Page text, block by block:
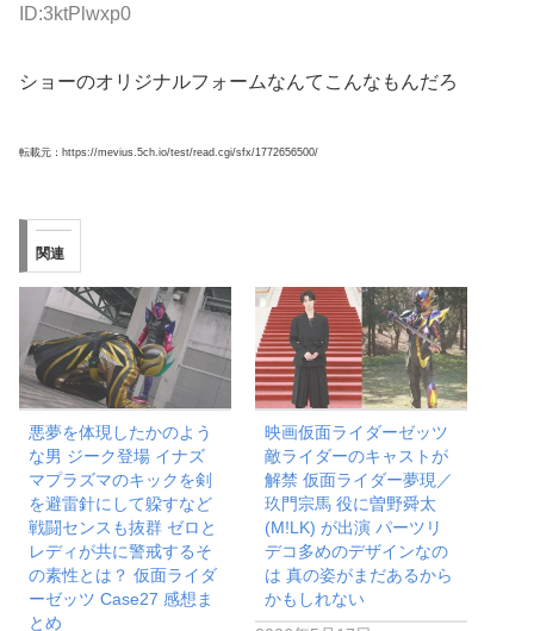
ショーのオリジナルフォームなんてこんなもんだろ
悪夢を体現したかのよう
な男 ジーク登場 イナズ
マプラズマのキックを剣
を避雷針にして躱すなど
戦闘センスも抜群 ゼロと
レディが共に警戒するそ
の素性とは？ 仮面ライダ
ーゼッツ Case27 感想ま
とめ
映画仮面ライダーゼッツ
敵ライダーのキャストが
解禁 仮面ライダー夢現／
玖門宗馬 役に曽野舜太
(M!LK) が出演 パーツリ
デコ多めのデザインなの
は 真の姿がまだあるから
かもしれない
2026年5月17日